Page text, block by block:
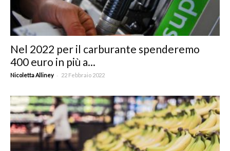
Nel 2022 per il carburante spenderemo
400 euro in più a...
Nicoletta Alliney - 22 Febbraio 2022